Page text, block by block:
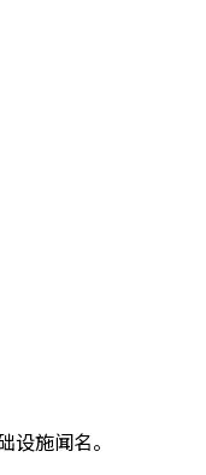
施闻名。